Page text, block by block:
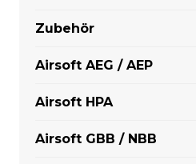
Zubehör
Airsoft AEG / AEP
Airsoft HPA
Airsoft GBB / NBB